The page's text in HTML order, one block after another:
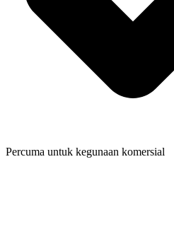
Percuma untuk kegunaan komersial